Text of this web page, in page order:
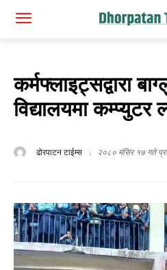
कर्मफ्लाइट्सद्वारा
विद्यालयमा कम्प्युटर
ढोरपाटन टाईम्स २०८० मंसिर १७ गते